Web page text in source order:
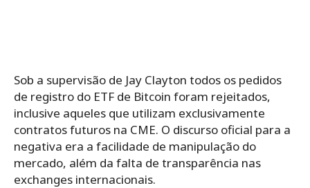
Sob a supervisão de Jay Clayton todos os pedidos
de registro do ETF de Bitcoin foram rejeitados,
inclusive aqueles que utilizam exclusivamente
contratos futuros na CME. O discurso oficial para a
negativa era a facilidade de manipulação do
mercado, além da falta de transparência nas
exchanges internacionais.